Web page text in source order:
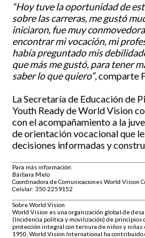
“Hoy tuve la oportunidad de
sobre las carreras, me gustó
iniciaron, fue muy
encontrar mi vocación, mi
había preguntado mis
que más me gustó, para tener
saber lo que quiero”, comparte
La Secretaría de Educación de
Youth Ready de World Vision
con el acompañamiento a la
de orientación vocacional que
decisiones informadas y
Para más información:
Bárbara Melo
Coordinadora de Comunicaciones World Vision
Celular: 350 2259152
Sobre World Vision
World Vision es una organización global de
(Incidencia política y movilización) de principios
protección integral con ternura de niños y
1950, World Vision International ha